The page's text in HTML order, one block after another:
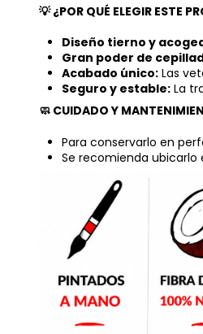
💡 ¿POR QUÉ ELEGIR ESTE
Diseño tierno y
Gran poder de
Acabado único:Las
Seguro y estable:La
🧼 CUIDADO Y
Para conservarlo en
Se recomienda